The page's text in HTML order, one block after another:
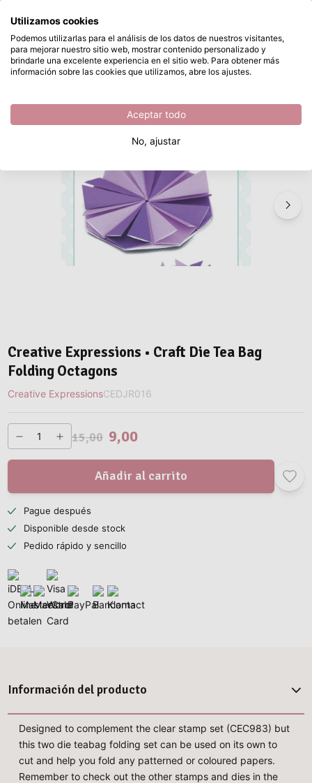
Saltar al contenido principal
Disponible desde stock Creative Expressions • Craft Die Tea Bag Folding Octagons
/ Corte y embossing /
Creative Expressions • Craft Die Tea Bag
Folding Octagons
Creative ExpressionsCEDJR016
15,00 9,00
Añadir al carrito
Pague después
Disponible desde stock
Pedido rápido y sencillo
Información del producto
Designed to complement the clear stamp set (CEC983) but
this two die teabag folding set can be used on its own to
cut and help you fold any patterned or coloured papers.
Remember to check out the other stamps and dies in the
¿Qué estás buscando?
Utilizamos cookies
Podemos utilizarlas para el análisis de los datos de nuestros visitantes,
para mejorar nuestro sitio web, mostrar contenido personalizado y
brindarle una excelente experiencia en el sitio web. Para obtener más
información sobre las cookies que utilizamos, abre los ajustes.
Aceptar todo
No, ajustar